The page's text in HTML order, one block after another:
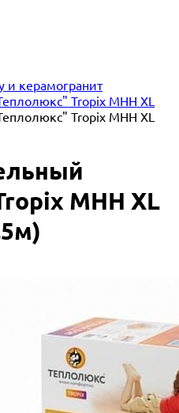
и керамогранит
Tropix МНН XL
Tropix МНН XL
МНН XL